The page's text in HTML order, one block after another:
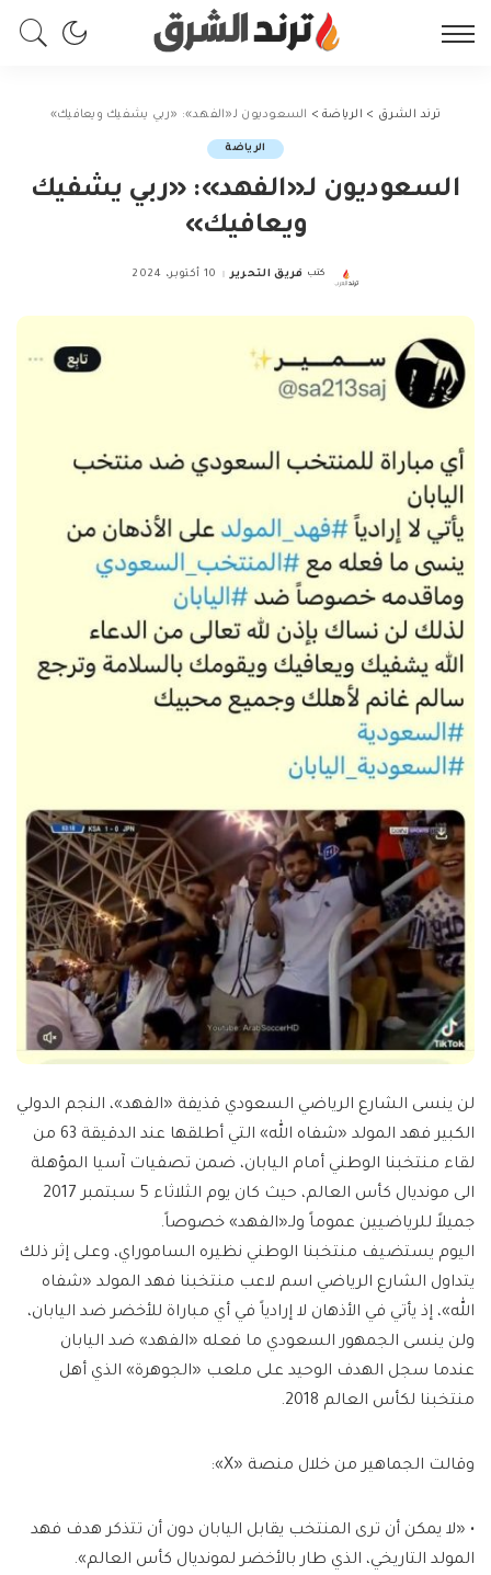
ترند الشرق > الرياضة> السعوديون لـ«الفهد»: «ربي يشفيك ويعافيك»
الرياضة
السعوديون لـ«الفهد»: «ربي يشفيك
ويعافيك»
Posted
كتب فريق التحرير 10 أكتوبر، 2024
لن ينسى الشارع الرياضي السعودي قذيفة «الفهد»، النجم الدولي
الكبير فهد المولد «شفاه الله» التي أطلقها عند الدقيقة 63 من
لقاء منتخبنا الوطني أمام اليابان، ضمن تصفيات آسيا المؤهلة
الى مونديال كأس العالم، حيث كان يوم الثلاثاء 5 سبتمبر 2017
جميلاً للرياضيين عموماً ولـ«الفهد» خصوصاً.
اليوم يستضيف منتخبنا الوطني نظيره الساموراي، وعلى إثر ذلك
يتداول الشارع الرياضي اسم لاعب منتخبنا فهد المولد «شفاه
الله»، إذ يأتي في الأذهان لا إرادياً في أي مباراة للأخضر ضد اليابان،
ولن ينسى الجمهور السعودي ما فعله «الفهد» ضد اليابان
عندما سجل الهدف الوحيد على ملعب «الجوهرة» الذي أهل
منتخبنا لكأس العالم 2018.
وقالت الجماهير من خلال منصة «X»:
• «لا يمكن أن ترى المنتخب يقابل اليابان دون أن تتذكر هدف فهد
المولد التاريخي، الذي طار بالأخضر لمونديال كأس العالم».